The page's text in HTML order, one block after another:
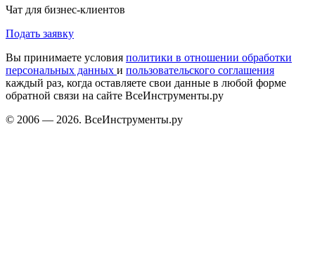
Чат для бизнес-клиентов
Подать заявку
Вы принимаете условия политики в отношении обработки
персональных данных и пользовательского соглашения
каждый раз, когда оставляете свои данные в любой форме
обратной связи на сайте ВсеИнструменты.ру
© 2006 — 2026. ВсеИнструменты.ру